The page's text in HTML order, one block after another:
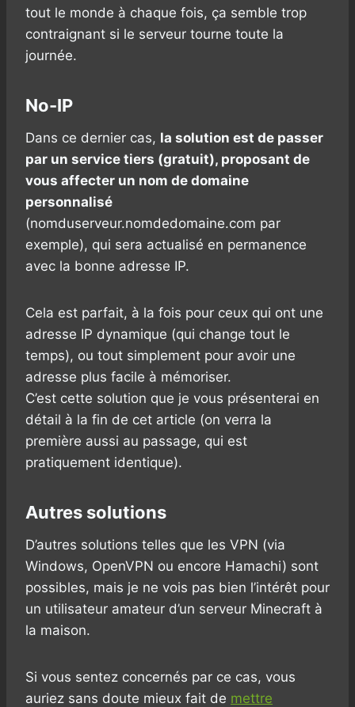
tout le monde à chaque fois, ça semble trop
contraignant si le serveur tourne toute la
journée.
No-IP
Dans ce dernier cas, la solution est de passer
par un service tiers (gratuit), proposant de
vous affecter un nom de domaine
personnalisé
(nomduserveur.nomdedomaine.com par
exemple), qui sera actualisé en permanence
avec la bonne adresse IP.
Cela est parfait, à la fois pour ceux qui ont une
adresse IP dynamique (qui change tout le
temps), ou tout simplement pour avoir une
adresse plus facile à mémoriser.
C’est cette solution que je vous présenterai en
détail à la fin de cet article (on verra la
première aussi au passage, qui est
pratiquement identique).
Autres solutions
D’autres solutions telles que les VPN (via
Windows, OpenVPN ou encore Hamachi) sont
possibles, mais je ne vois pas bien l’intérêt pour
un utilisateur amateur d’un serveur Minecraft à
la maison.
Si vous sentez concernés par ce cas, vous
auriez sans doute mieux fait de mettre